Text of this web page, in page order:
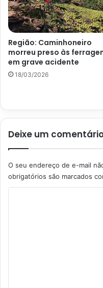
Região: Caminhoneiro
morreu preso às
em grave acidente
18/03/2026
Deixe um
O seu endereço de e-mail
obrigatórios são marcados